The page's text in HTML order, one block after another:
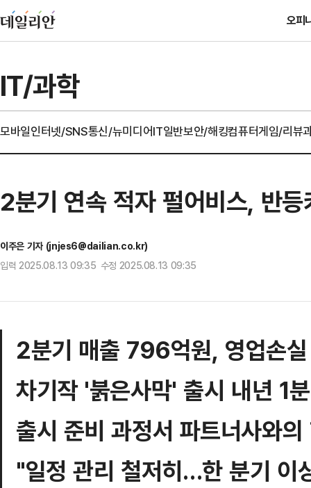
오피
IT/과학
모바일인터넷/SNS통신/뉴미디어IT일반보안/해킹컴퓨터게임/리뷰
2분기 연속 적자 펄어비스, 반
이주은 기자 (jnjes6@dailian.co.kr)
입력 2025.08.13 09:35 수정 2025.08.13 09:35
2분기 매출 796억원, 영업손
차기작 '붉은사막' 출시 내년 1
출시 준비 과정서 파트너사와
"일정 관리 철저히…한 분기 이